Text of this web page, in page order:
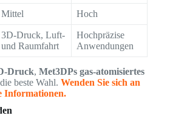
Mittel Hoch
3D-Druck, Luft-
und Raumfahrt
Hochpräzise
Anwendungen
Druck, Met3DPs gas-atomisiertes
beste Wahl. Wenden Sie sich an
Informationen.